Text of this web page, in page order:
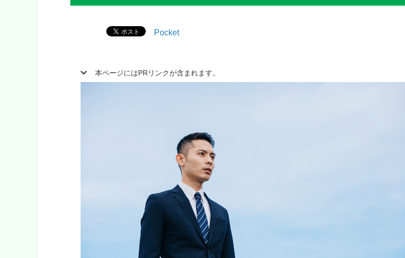
Pocket
本ページにはPRリンクが含まれます。